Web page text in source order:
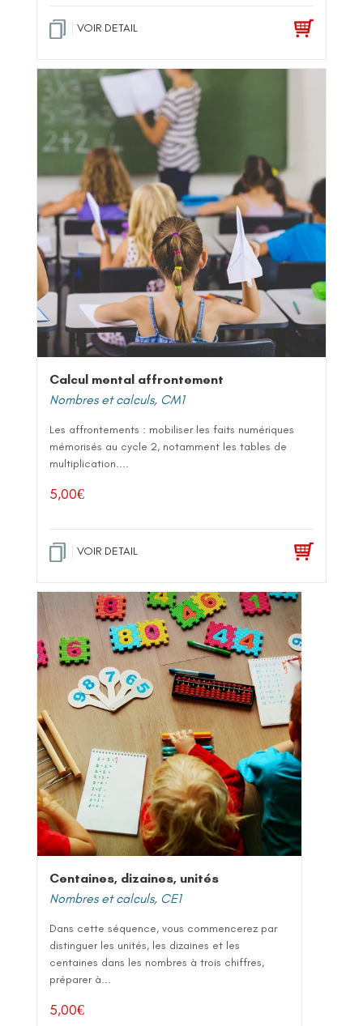
VOIR DETAIL
Calcul mental affrontement
Nombres et calculs, CM1
Les affrontements : mobiliser les faits numériques
mémorisés au cycle 2, notamment les tables de
multiplication....
5,00€
VOIR DETAIL
Centaines, dizaines, unités
Nombres et calculs, CE1
Dans cette séquence, vous commencerez par
distinguer les unités, les dizaines et les
centaines dans les nombres à trois chiffres,
préparer à...
5,00€